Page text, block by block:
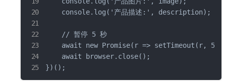
    console.log('产品描述:', description);
    // 暂停 5 秒
await new Promise(r => setTimeout(r,
    await browser.close();
})();